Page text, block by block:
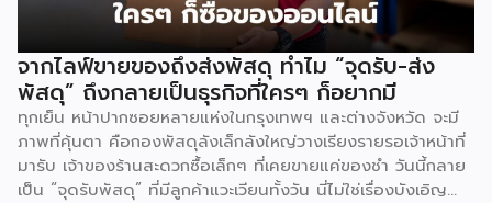
8.15 จากปี 2567 ที่มีมูลค่า 3,029.42 ล้านเหรียญสหรัฐ
(106,391 ล้านบาท) ตัวเลขดังกล่าวตอกย้ำความสามารถของไทย
ในการรักษาฐานการส่งออกในตลาดโลก แม้จะต้องเผชิญภาวะ
เศรษฐกิจโลกชะลอตัวและแรงกดดันด้านค่าครองชีพ ส่งผลให้ในปี
2568 ไทยยังคงครองตำแหน่งผู้ส่งออกอาหารสัตว์เลี้ยงอันดับ 2
ของโลก ด้วยสัดส่วนร้อยละ 10.2 ของมูลค่าการส่งออกทั่วโลก
เป็นรองเพียงเยอรมนีที่มีสัดส่วนร้อยละ 12.1 เท่านั้น […]
จากไลฟ์ขายของถึงส่งพัสดุ ทำไม “จุดรับ-ส่ง
พัสดุ” ถึงกลายเป็นธุรกิจที่ใครๆ ก็อยากมี
ทุกเย็น หน้าปากซอยหลายแห่งในกรุงเทพฯ และต่างจังหวัด จะมี
ภาพที่คุ้นตา คือกองพัสดุลังเล็กลังใหญ่วางเรียงรายรอเจ้าหน้าที่
มารับ เจ้าของร้านสะดวกซื้อเล็กๆ ที่เคยขายแค่ของชำ วันนี้กลาย
เป็น “จุดรับพัสดุ” ที่มีลูกค้าแวะเวียนทั้งวัน นี่ไม่ใช่เรื่องบังเอิญ